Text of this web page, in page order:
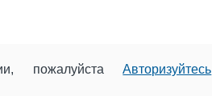
пожалуйстаАвторизуйтесь